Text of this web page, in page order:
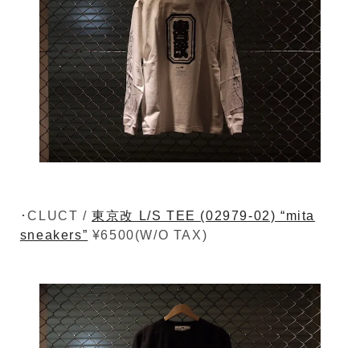
･CLUCT /東京改 L/S TEE (02979-02) “mita
sneakers” ¥6500(W/O TAX)